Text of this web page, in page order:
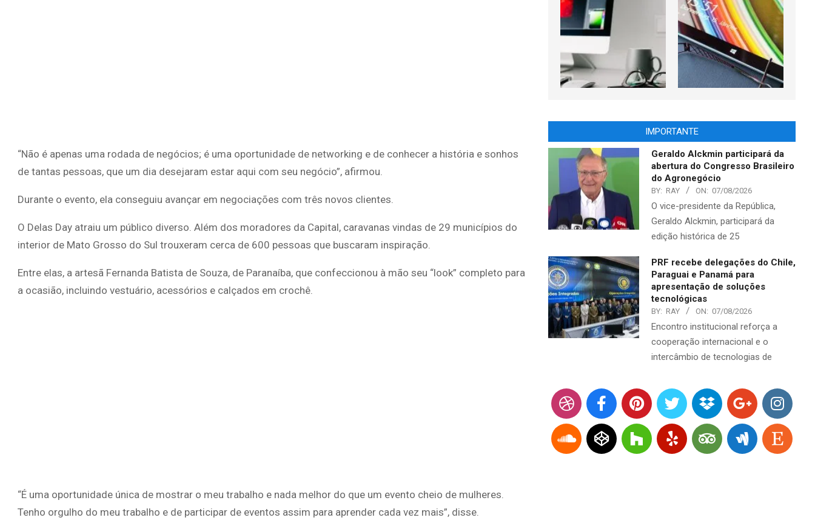
“Não é apenas uma rodada de negócios; é uma oportunidade de networking e de conhecer a história e sonhos
de tantas pessoas, que um dia desejaram estar aqui com seu negócio”, afirmou.
Durante o evento, ela conseguiu avançar em negociações com três novos clientes.
O Delas Day atraiu um público diverso. Além dos moradores da Capital, caravanas vindas de 29 municípios do
interior de Mato Grosso do Sul trouxeram cerca de 600 pessoas que buscaram inspiração.
Entre elas, a artesã Fernanda Batista de Souza, de Paranaíba, que confeccionou à mão seu “look” completo para
a ocasião, incluindo vestuário, acessórios e calçados em crochê.
“É uma oportunidade única de mostrar o meu trabalho e nada melhor do que um evento cheio de mulheres.
Tenho orgulho do meu trabalho e de participar de eventos assim para aprender cada vez mais”, disse.
IMPORTANTE
Geraldo Alckmin participará da
abertura do Congresso Brasileiro
do Agronegócio
BY: RAY ON: 07/08/2026
O vice-presidente da República,
Geraldo Alckmin, participará da
edição histórica de 25
PRF recebe delegações do Chile,
Paraguai e Panamá para
apresentação de soluções
tecnológicas
BY: RAY ON: 07/08/2026
Encontro institucional reforça a
cooperação internacional e o
intercâmbio de tecnologias de